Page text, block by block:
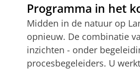
Programma in het
Midden in de natuur op
opnieuw. De combinatie
inzichten - onder
procesbegeleiders. U